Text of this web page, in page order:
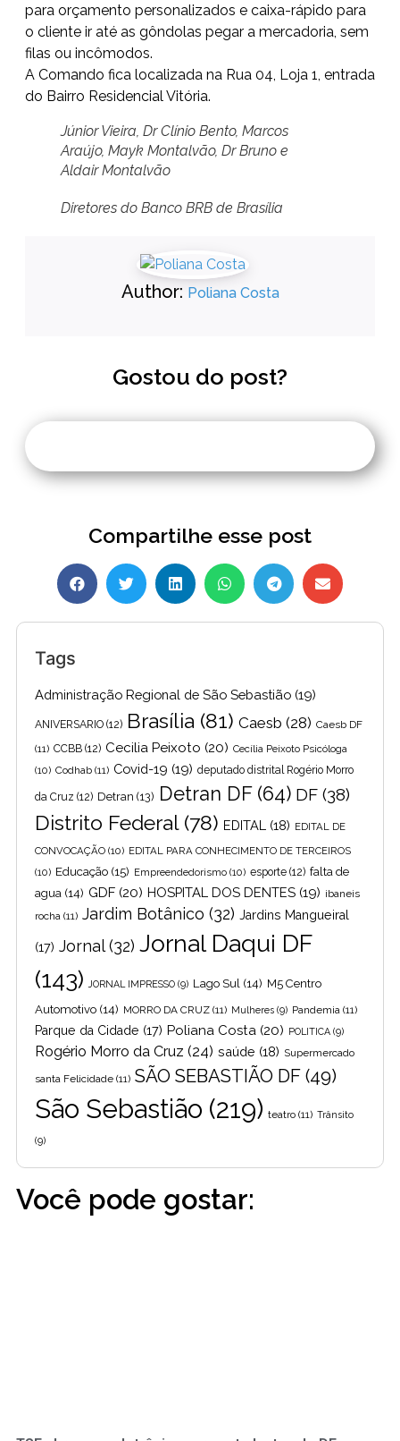
para orçamento personalizados e caixa-rápido para
o cliente ir até as gôndolas pegar a mercadoria, sem
filas ou incômodos.
A Comando fica localizada na Rua 04, Loja 1, entrada
do Bairro Residencial Vitória.
Júnior Vieira, Dr Clínio Bento, Marcos
Araújo, Mayk Montalvão, Dr Bruno e
Aldair Montalvão
Diretores do Banco BRB de Brasília
Author: Poliana Costa
Gostou do post?
Compartilhe esse post
Tags
Administração Regional de São Sebastião (19)
ANIVERSARIO (12) Brasília (81) Caesb (28) Caesb DF
(11) CCBB (12) Cecilia Peixoto (20) Cecília Peixoto Psicóloga
(10) Codhab (11) Covid-19 (19) deputado distrital Rogério Morro
da Cruz (12) Detran (13) Detran DF(64) DF (38)
Distrito Federal(78) EDITAL (18) EDITAL DE
CONVOCAÇÃO (10) EDITAL PARA CONHECIMENTO DE TERCEIROS
(10) Educação (15) Empreendedorismo (10) esporte (12) falta de
agua (14) GDF (20) HOSPITAL DOS DENTES (19) ibaneis
rocha (11) Jardim Botânico (32) Jardins Mangueiral
(17) Jornal(32) Jornal Daqui DF
(143)
JORNAL IMPRESSO (9) Lago Sul (14) M5 Centro
Automotivo (14) MORRO DA CRUZ (11) Mulheres (9) Pandemia (11)
Parque da Cidade (17) Poliana Costa (20) POLITICA (9)
Rogério Morro da Cruz (24) saúde (18) Supermercado
santa Felicidade (11) SÃO SEBASTIÃO DF (49)
São Sebastião (219) teatro (11) Trânsito
(9)
Você pode gostar: